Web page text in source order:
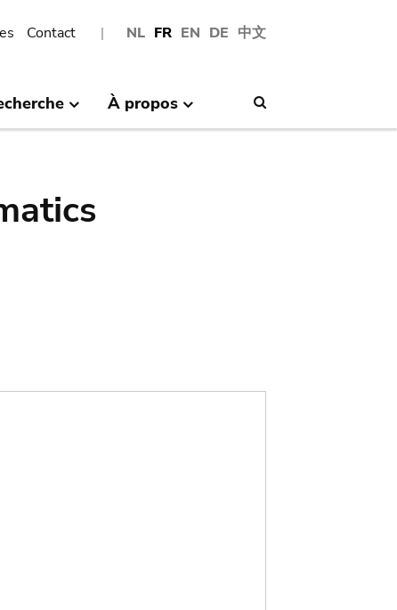
NL FR EN DE 中文
Contact
À propos